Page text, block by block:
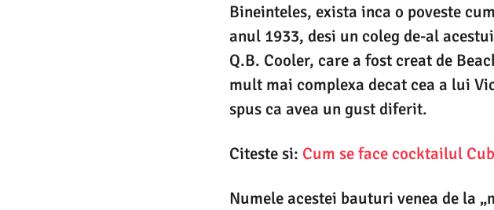
Bineinteles, exista inca o poveste
anul 1933, desi un coleg de-al
Q.B. Cooler, care a fost creat de
mult mai complexa decat cea a lui
spus ca avea un gust diferit.
Citeste si: Cum se face cocktailul
Numele acestei bauturi venea de la